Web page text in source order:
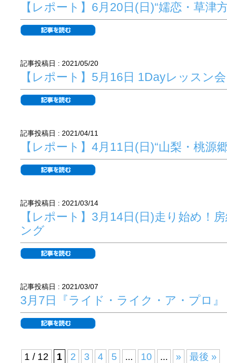
【レポート】6月20日(日)“嬬恋・草津
記事投稿日 : 2021/05/20
【レポート】5月16日 1Dayレッスン
記事投稿日 : 2021/04/11
【レポート】4月11日(日)“山梨・桃源
記事投稿日 : 2021/03/14
【レポート】3月14日(日)走り始め！
ング
記事投稿日 : 2021/03/07
3月7日『ライド・ライク・ア・プロ
1 / 12 1 2 3 4 5 ... 10 ... » 最後 »